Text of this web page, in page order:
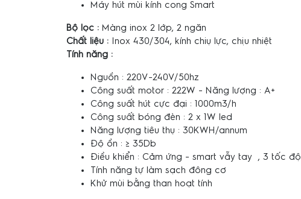
Máy hút mùi kính cong Smart
Bộ lọc :Màng inox 2 lớp, 2 ngăn
Chất liệu :Inox 430/304, kính chiụ lực, chịu nhiệt
Tính năng :
Nguồn : 220V-240V/50hz
Công suất motor : 222W - Năng lượng : A+
Công suất hút cực đại : 1000m3/h
Công suất bóng đèn : 2 x 1W led
Năng lượng tiêu thụ : 30KWH/annum
Độ ồn : ≥ 35Db
Điều khiển : Cảm ứng - smart vẫy tay , 3 tốc độ
Tính năng tự làm sạch đông cơ
Khử mùi bằng than hoạt tính